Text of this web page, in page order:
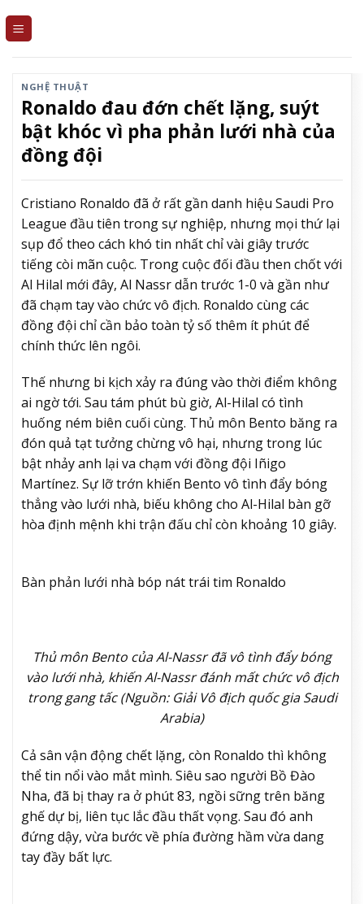
NGHỆ THUẬT
Ronaldo đau đớn chết lặng, suýt
bật khóc vì pha phản lưới nhà của
đồng đội
Cristiano Ronaldo đã ở rất gần danh hiệu Saudi Pro
League đầu tiên trong sự nghiệp, nhưng mọi thứ lại
sụp đổ theo cách khó tin nhất chỉ vài giây trước
tiếng còi mãn cuộc. Trong cuộc đối đầu then chốt với
Al Hilal mới đây, Al Nassrdẫn trước 1-0 và gần như
đã chạm tay vào chức vô địch. Ronaldo cùng các
đồng đội chỉ cần bảo toàn tỷ số thêm ít phút để
chính thức lên ngôi.
Thế nhưng bi kịch xảy ra đúng vào thời điểm không
ai ngờ tới. Sau tám phút bù giờ, Al-Hilal có tình
huống ném biên cuối cùng. Thủ môn Bento băng ra
đón quả tạt tưởng chừng vô hại, nhưng trong lúc
bật nhảy anh lại va chạm với đồng đội Iñigo
Martínez. Sự lỡ trớn khiến Bento vô tình đẩy bóng
thẳng vào lưới nhà, biếu không cho Al-Hilal bàn gỡ
hòa định mệnh khi trận đấu chỉ còn khoảng 10 giây.
Bàn phản lưới nhà bóp nát trái tim Ronaldo
Thủ môn Bento của Al-Nassr đã vô tình đẩy bóng
vào lưới nhà, khiến Al-Nassr đánh mất chức vô địch
trong gang tấc (Nguồn: Giải Vô địch quốc gia Saudi
Arabia)
Cả sân vận động chết lặng, còn Ronaldo thì không
thể tin nổi vào mắt mình. Siêu sao người Bồ Đào
Nha, đã bị thay ra ở phút 83, ngồi sững trên băng
ghế dự bị, liên tục lắc đầu thất vọng. Sau đó anh
đứng dậy, vừa bước về phía đường hầm vừa dang
tay đầy bất lực.